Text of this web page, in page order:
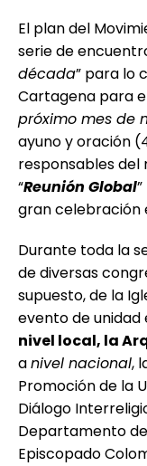
El plan del
serie de
década” para lo
Cartagena para
próximo mes de
ayuno y oración
responsables del
“Reunión Global
gran celebración
Durante toda la
de diversas
supuesto, de la
evento de unidad
nivel local, la
anivel nacional,
Promoción de la
Diálogo
Departamento
Episcopado